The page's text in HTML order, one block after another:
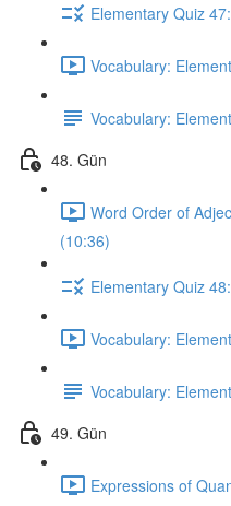
Elementary Quiz
Vocabulary:
Vocabulary:
48. Gün
Word Order of
(10:36)
Elementary Quiz
Vocabulary:
Vocabulary:
49. Gün
Expressions of